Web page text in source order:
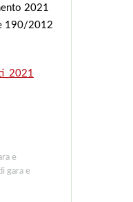
2021
190/2012
e
gara e